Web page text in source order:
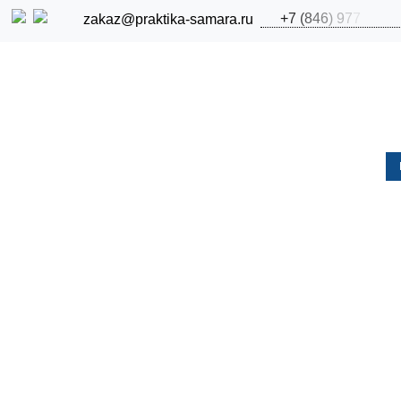
zakaz@praktika-samara.ru +7 (846) 977